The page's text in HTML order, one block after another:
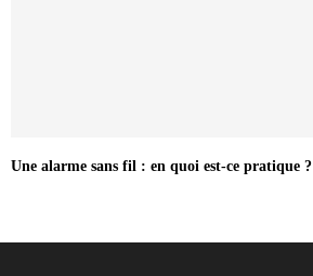
Une alarme sans fil : en quoi est-ce pratique ?